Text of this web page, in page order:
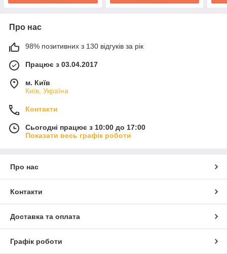
Про нас
98% позитивних з 130 відгуків за рік
Працює з 03.04.2017
м. Київ
Київ, Україна
Контакти
Сьогодні працює з 10:00 до 17:00
Показати весь графік роботи
Про нас
Контакти
Доставка та оплата
Графік роботи